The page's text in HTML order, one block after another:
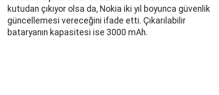
kutudan çıkıyor olsa da, Nokia iki yıl boyunca güvenlik
güncellemesi vereceğini ifade etti. Çıkarılabilir
bataryanın kapasitesi ise 3000 mAh.